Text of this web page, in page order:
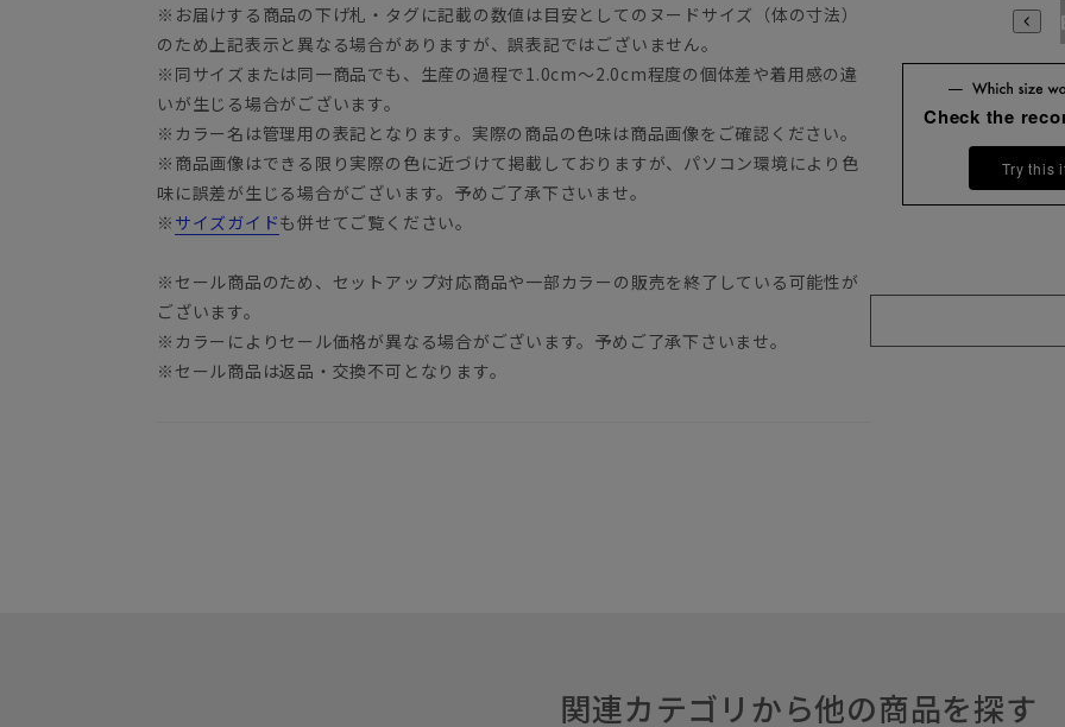
※お届けする商品の下げ札・タグに記載の数値は目安としてのヌードサイズ（体の寸法）
のため上記表示と異なる場合がありますが、誤表記ではございません。
※同サイズまたは同一商品でも、生産の過程で1.0cm～2.0cm程度の個体差や着用感の違
いが生じる場合がございます。
※カラー名は管理用の表記となります。実際の商品の色味は商品画像をご確認ください。
※商品画像はできる限り実際の色に近づけて掲載しておりますが、パソコン環境により色
味に誤差が生じる場合がございます。予めご了承下さいませ。
※ サイズガイドも併せてご覧ください。
※セール商品のため、セットアップ対応商品や一部カラーの販売を終了している可能性が
ございます。
※カラーによりセール価格が異なる場合がございます。予めご了承下さいませ。
※セール商品は返品・交換不可となります。
YA3 A3 A4 A5 A6 A7 A8 A9 AB5
Check the
Try this
関連カテゴリから他の商品を探す